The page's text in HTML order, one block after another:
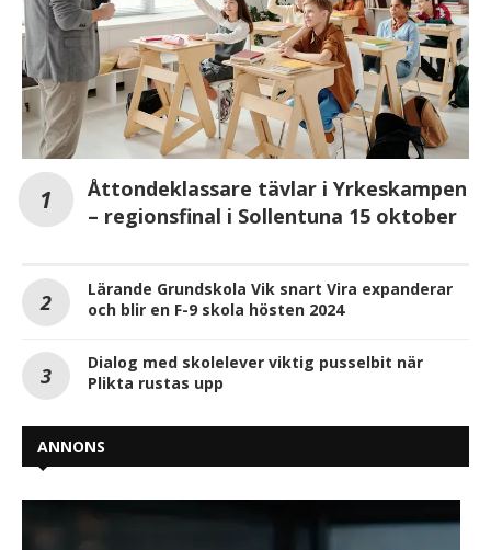
Åttondeklassare tävlar i Yrkeskampen
– regionsfinal i Sollentuna 15 oktober
Lärande Grundskola Vik snart Vira expanderar
och blir en F-9 skola hösten 2024
Dialog med skolelever viktig pusselbit när
Plikta rustas upp
ANNONS